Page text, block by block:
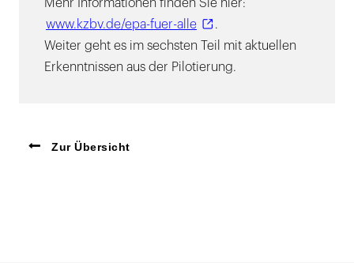
Mehr Informationen finden Sie hier:
www.kzbv.de/epa-fuer-alle
.
Weiter geht es im sechsten Teil mit aktuellen
Erkenntnissen aus der Pilotierung.
Zur Übersicht